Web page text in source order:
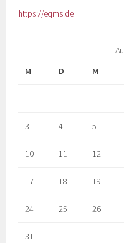
https://eqms.de
M
D M
3 4 5
10 11 12
17 18 19
24 25 26
31